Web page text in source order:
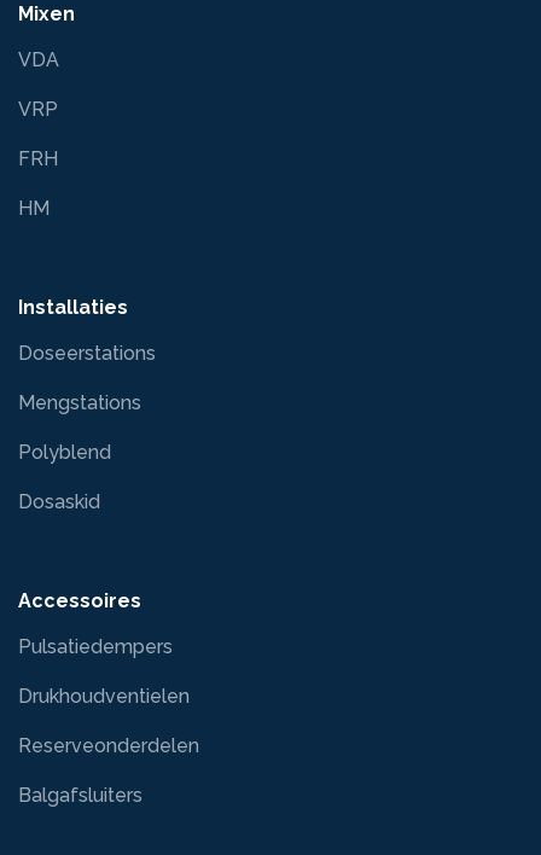
Mixen
VDA
VRP
FRH
HM
Installaties
Doseerstations
Mengstations
Polyblend
Dosaskid
Accessoires
Pulsatiedempers
Drukhoudventielen
Reserveonderdelen
Balgafsluiters